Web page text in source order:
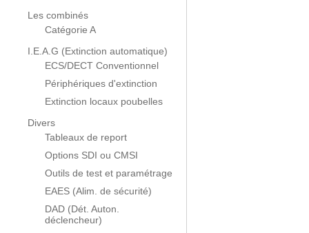
Les combinés
Catégorie A
I.E.A.G (Extinction automatique)
ECS/DECT Conventionnel
Périphériques d'extinction
Extinction locaux poubelles
Divers
Tableaux de report
Options SDI ou CMSI
Outils de test et paramétrage
EAES (Alim. de sécurité)
DAD (Dét. Auton.
déclencheur)